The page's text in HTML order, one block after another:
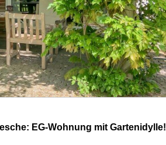
EG-Wohnung mit Gartenidylle!